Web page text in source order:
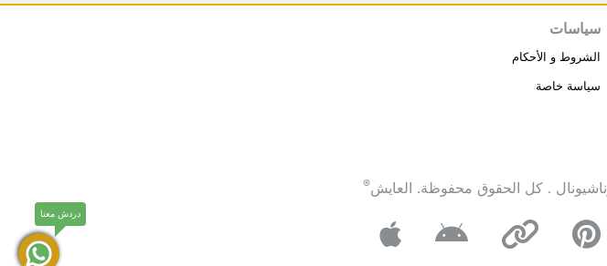
سياسات
الشروط و الأحكام
سياسة خاصة
العايش®
دردش معنا